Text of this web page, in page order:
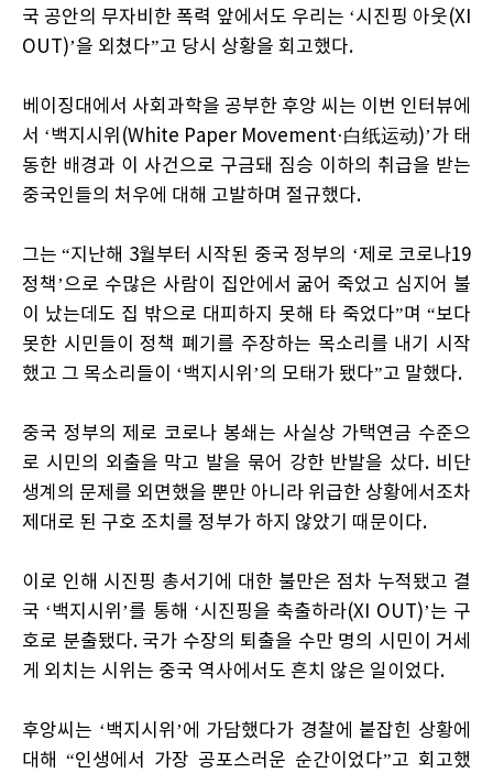
국 공안의 무자비한 폭력 앞에서도 우리는 ‘시진핑 아웃(XI
OUT)’을 외쳤다”고 당시 상황을 회고했다.
베이징대에서 사회과학을 공부한 후앙 씨는 이번 인터뷰에
서 ‘백지시위(White Paper Movement·白纸运动)’가 태
동한 배경과 이 사건으로 구금돼 짐승 이하의 취급을 받는
중국인들의 처우에 대해 고발하며 절규했다.
그는 “지난해 3월부터 시작된 중국 정부의 ‘제로 코로나19
정책’으로 수많은 사람이 집안에서 굶어 죽었고 심지어 불
이 났는데도 집 밖으로 대피하지 못해 타 죽었다”며 “보다
못한 시민들이 정책 폐기를 주장하는 목소리를 내기 시작
했고 그 목소리들이 ‘백지시위’의 모태가 됐다”고 말했다.
중국 정부의 제로 코로나 봉쇄는 사실상 가택연금 수준으
로 시민의 외출을 막고 발을 묶어 강한 반발을 샀다. 비단
생계의 문제를 외면했을 뿐만 아니라 위급한 상황에서조차
제대로 된 구호 조치를 정부가 하지 않았기 때문이다.
이로 인해 시진핑 총서기에 대한 불만은 점차 누적됐고 결
국 ‘백지시위’를 통해 ‘시진핑을 축출하라(XI OUT)’는 구
호로 분출됐다. 국가 수장의 퇴출을 수만 명의 시민이 거세
게 외치는 시위는 중국 역사에서도 흔치 않은 일이었다.
후앙씨는 ‘백지시위’에 가담했다가 경찰에 붙잡힌 상황에
대해 “인생에서 가장 공포스러운 순간이었다”고 회고했